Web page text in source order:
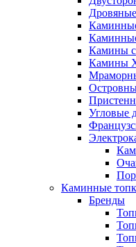
Камины с
Камины
Угловые
Каминные
Бренды